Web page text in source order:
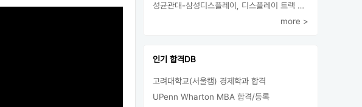
성균관대-삼성디스플레이, 디스플레이 트랙 운영 협약 체결
more >
인기 합격DB
고려대학교(서울캠) 경제학과 합격
UPenn Wharton MBA 합격/등록